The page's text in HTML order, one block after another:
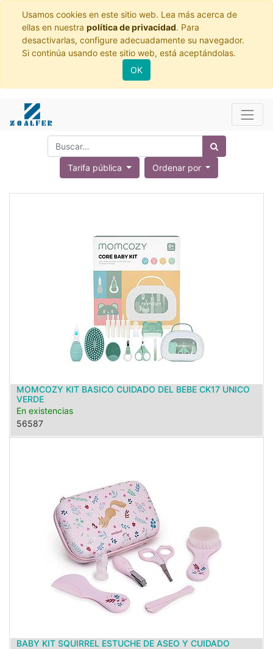
Usamos cookies en este sitio web. Lea más acerca de
ellas en nuestra política de privacidad. Para
desactivarlas, configure adecuadamente su navegador.
Si continúa usando este sitio web, está aceptándolas.
OK
Tarifa pública Ordenar por
MOMCOZY KIT BASICO CUIDADO DEL BEBE CK17 UNICO
VERDE
En existencias
56587
BABY KIT SQUIRREL ESTUCHE DE ASEO Y CUIDADO